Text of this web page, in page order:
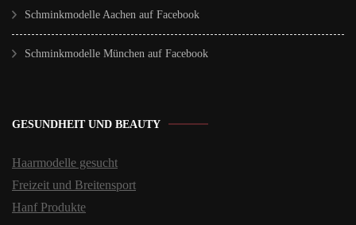
Schminkmodelle Aachen auf Facebook
Schminkmodelle München auf Facebook
GESUNDHEIT UND BEAUTY
Haarmodelle gesucht
Freizeit und Breitensport
Hanf Produkte